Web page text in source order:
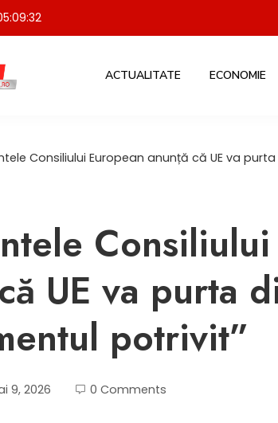
ACTUALITATE ECONOMIE
Consiliului European anunță că UE va
UE va purta
potrivit”
9, 2026 0 Comments